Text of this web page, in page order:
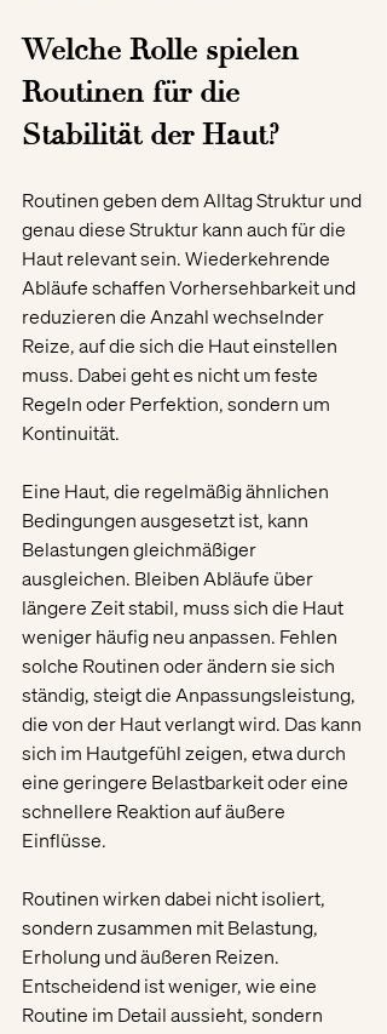
Welche Rolle spielen
Routinen für die
Stabilität der Haut?
Routinen geben dem Alltag Struktur und
genau diese Struktur kann auch für die
Haut relevant sein. Wiederkehrende
Abläufe schaffen Vorhersehbarkeit und
reduzieren die Anzahl wechselnder
Reize, auf die sich die Haut einstellen
muss. Dabei geht es nicht um feste
Regeln oder Perfektion, sondern um
Kontinuität.
Eine Haut, die regelmäßig ähnlichen
Bedingungen ausgesetzt ist, kann
Belastungen gleichmäßiger
ausgleichen. Bleiben Abläufe über
längere Zeit stabil, muss sich die Haut
weniger häufig neu anpassen. Fehlen
solche Routinen oder ändern sie sich
ständig, steigt die Anpassungsleistung,
die von der Haut verlangt wird. Das kann
sich im Hautgefühl zeigen, etwa durch
eine geringere Belastbarkeit oder eine
schnellere Reaktion auf äußere
Einflüsse.
Routinen wirken dabei nicht isoliert,
sondern zusammen mit Belastung,
Erholung und äußeren Reizen.
Entscheidend ist weniger, wie eine
Routine im Detail aussieht, sondern